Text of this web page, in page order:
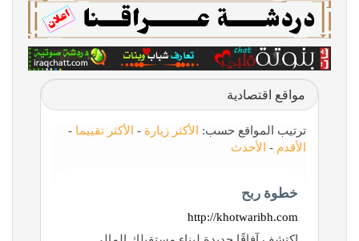
مواقع اقتصادية
ترتيب المواقع حسب: الأكثر زيارة - الأكثر تقييما -
الأقدم - الأحدث
خطوة ربح
http://khotwaribh.com